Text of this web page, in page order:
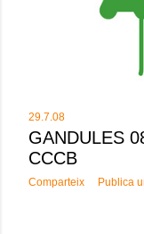
29.7.08
GANDULES
CCCB
Comparteix Publica